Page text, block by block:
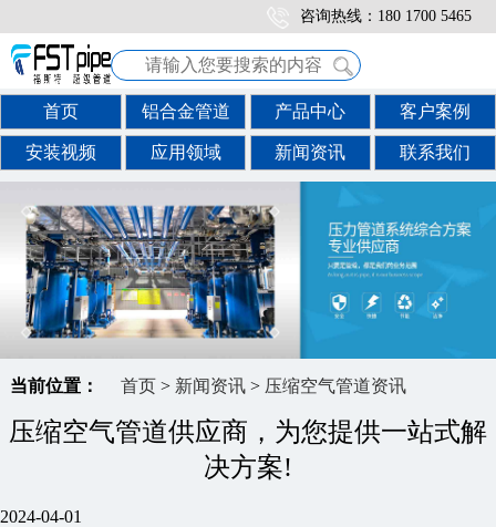
咨询热线：180 1700 5465
首页 铝合金管道 产品中心 客户案例
安装视频 应用领域 新闻资讯 联系我们
当前位置： 首页> 新闻资讯> 压缩空气管道资讯
压缩空气管道供应商，为您提供一站式解
决方案!
2024-04-01